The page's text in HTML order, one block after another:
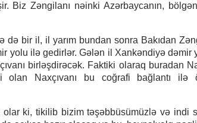
Biz Zəngilanı nəinki Azərbaycanın,
də bir il, il yarım bundan sonra Bakıdan
yolu ilə gedirlər. Gələn il Xankəndiyə dəmir
birləşdirəcək. Faktiki olaraq buradan
olan Naxçıvanı bu coğrafi bağlantı
ki, tikilib bizim təşəbbüsümüzlə və indi